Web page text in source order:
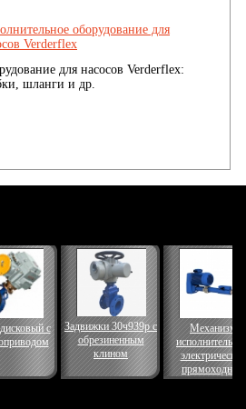
оборудование для
Verderflex
для насосов Verderflex:
шланги и др.
с
Задвижки 30ч939р с
обрезиненным
клином
Механизм
электрический
прямоходный